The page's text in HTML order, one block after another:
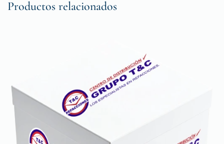
Productos relacionados